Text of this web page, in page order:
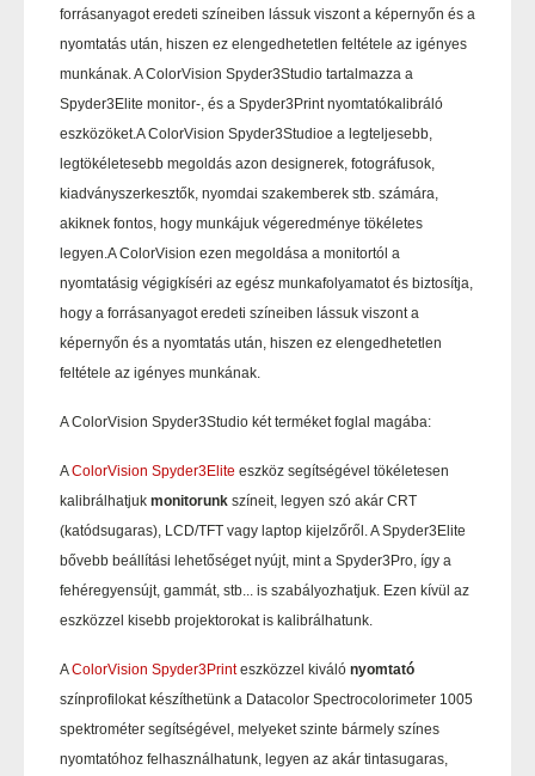
forrásanyagot eredeti színeiben lássuk viszont a képernyőn és a
nyomtatás után, hiszen ez elengedhetetlen feltétele az igényes
munkának. A ColorVision Spyder3Studio tartalmazza a
Spyder3Elite monitor-, és a Spyder3Print nyomtatókalibráló
eszközöket.A ColorVision Spyder3Studioe a legteljesebb,
legtökéletesebb megoldás azon designerek, fotográfusok,
kiadványszerkesztők, nyomdai szakemberek stb. számára,
akiknek fontos, hogy munkájuk végeredménye tökéletes
legyen.A ColorVision ezen megoldása a monitortól a
nyomtatásig végigkíséri az egész munkafolyamatot és biztosítja,
hogy a forrásanyagot eredeti színeiben lássuk viszont a
képernyőn és a nyomtatás után, hiszen ez elengedhetetlen
feltétele az igényes munkának.
A ColorVision Spyder3Studio két terméket foglal magába:
AColorVision Spyder3Elite eszköz segítségével tökéletesen
kalibrálhatjuk monitorunk színeit, legyen szó akár CRT
(katódsugaras), LCD/TFT vagy laptop kijelzőről. A Spyder3Elite
bővebb beállítási lehetőséget nyújt, mint a Spyder3Pro, így a
fehéregyensújt, gammát, stb... is szabályozhatjuk. Ezen kívül az
eszközzel kisebb projektorokat is kalibrálhatunk.
AColorVision Spyder3Printeszközzel kiváló nyomtató
színprofilokat készíthetünk a Datacolor Spectrocolorimeter 1005
spektrométer segítségével, melyeket szinte bármely színes
nyomtatóhoz felhasználhatunk, legyen az akár tintasugaras,